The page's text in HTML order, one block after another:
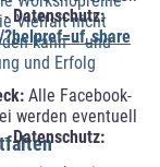
-Datenschutz:
Alle Facebook-
werden eventuell
-Datenschutz:
Vielfalt nicht
kann – und
und Erfolg